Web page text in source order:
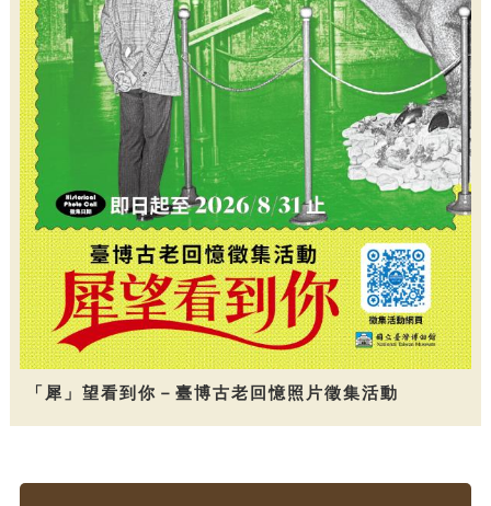
「犀」望看到你－臺博古老回憶照片徵集活動